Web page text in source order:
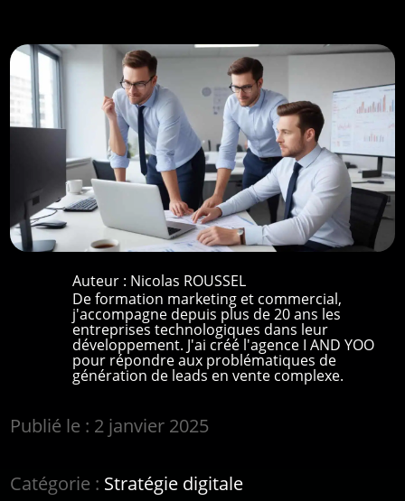
Auteur : Nicolas ROUSSEL
De formation marketing et commercial,
j'accompagne depuis plus de 20 ans les
entreprises technologiques dans leur
développement. J'ai créé l'agence I AND YOO
pour répondre aux problématiques de
génération de leads en vente complexe.
Publié le : 2 janvier 2025
Catégorie : Stratégie digitale